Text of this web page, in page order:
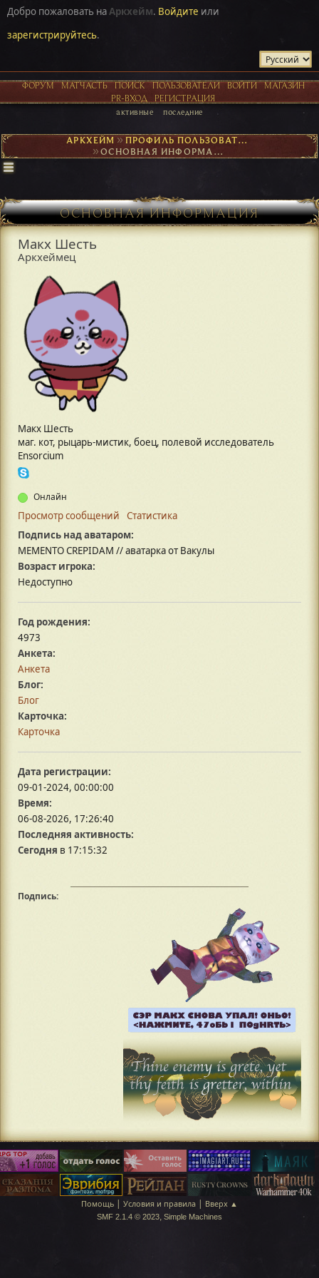
Добро пожаловать наАркхейм. Войдите или
зарегистрируйтесь.
ФОРУМ МАТЧАСТЬ ПОИСК ПОЛЬЗОВАТЕЛИ ВОЙТИ
МАГАЗИН
PR-ВХОД
РЕГИСТРАЦИЯ
активные последние
АРКХЕЙМ► ПРОФИЛЬ ПОЛЬЗОВАТЕЛЯ МАКХ ШЕСТЬ
► ОСНОВНАЯ ИНФОРМАЦИЯ
ОСНОВНАЯ ИНФОРМАЦИЯ
Макх Шесть
Аркхеймец
Макх Шесть
маг. кот, рыцарь-мистик, боец, полевой исследователь
Ensorcium
Онлайн
Просмотр сообщений
Статистика
Подпись над аватаром:
MEMENTO CREPIDAM // аватарка от Вакулы
Возраст игрока:
Недоступно
Год рождения:
4973
Анкета:
Анкета
Блог:
Блог
Карточка:
Карточка
Дата регистрации:
09-01-2024, 00:00:00
Время:
06-08-2026, 17:26:40
Последняя активность:
Сегодня в 17:15:32
Подпись:
Помощь | Условия и правила | Вверх ▲
SMF 2.1.4 © 2023, Simple Machines